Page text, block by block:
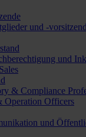
und -
und
& Compliance
Operation Officers
und